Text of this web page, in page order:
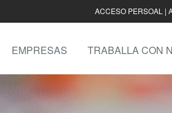
ACCESO PERSOAL |
EMPRESAS TRABALLA CON